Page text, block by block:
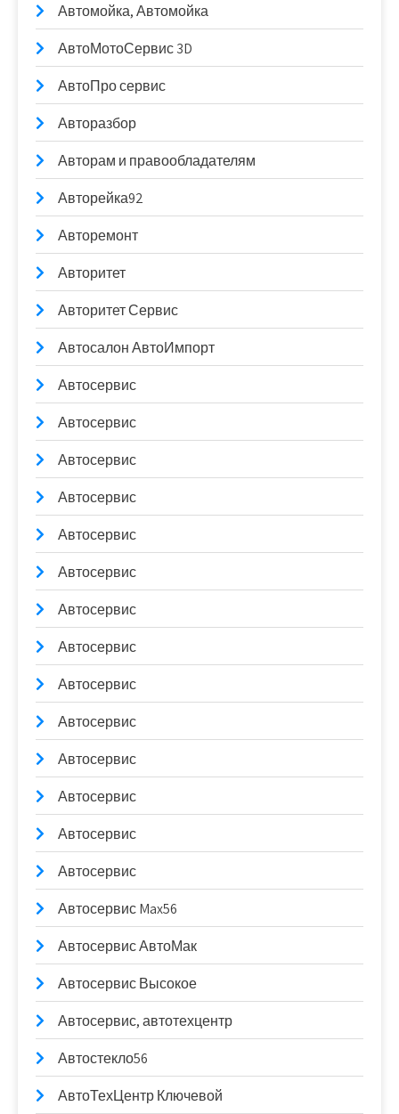
Автомойка, Автомойка
АвтоМотоСервис 3D
АвтоПро сервис
Авторазбор
Авторам и правообладателям
Авторейка92
Авторемонт
Авторитет
Авторитет Сервис
Автосалон АвтоИмпорт
Автосервис
Автосервис
Автосервис
Автосервис
Автосервис
Автосервис
Автосервис
Автосервис
Автосервис
Автосервис
Автосервис
Автосервис
Автосервис
Автосервис
Автосервис Max56
Автосервис АвтоМак
Автосервис Высокое
Автосервис, автотехцентр
Автостекло56
АвтоТехЦентр Ключевой